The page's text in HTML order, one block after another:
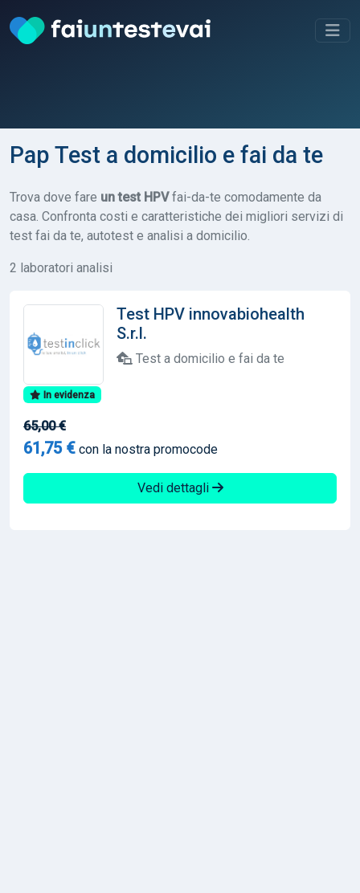
Pap Test a domicilio e fai da te
Trova dove fare un test HPVfai-da-te comodamente da
casa. Confronta costi e caratteristiche dei migliori servizi di
test fai da te, autotest e analisi a domicilio.
2 laboratori analisi
Test HPV innovabiohealth
S.r.l.
Test a domicilio e fai da te
In evidenza
65,00 €
61,75 € con la nostra promocode
Vedi dettagli